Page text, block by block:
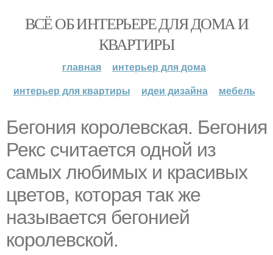
ВСЁ ОБ ИНТЕРЬЕРЕ ДЛЯ ДОМА И
КВАРТИРЫ
главная
интерьер для дома
интерьер для квартиры
идеи дизайна мебель
Бегония королевская. Бегония
Рекс считается одной из
самых любимых и красивых
цветов, которая так же
называется бегонией
королевской.